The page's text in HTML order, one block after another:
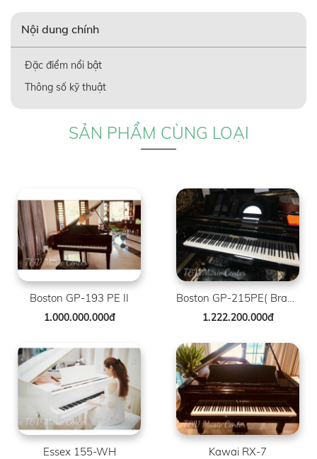
Nội dung chính
Đặc điểm nổi bật
Thông số kỹ thuật
SẢN PHẨM CÙNG LOẠI
Boston GP-193 PE II
1.000.000.000đ 1.222.200.000đ
Essex 155-WH Kawai RX-7